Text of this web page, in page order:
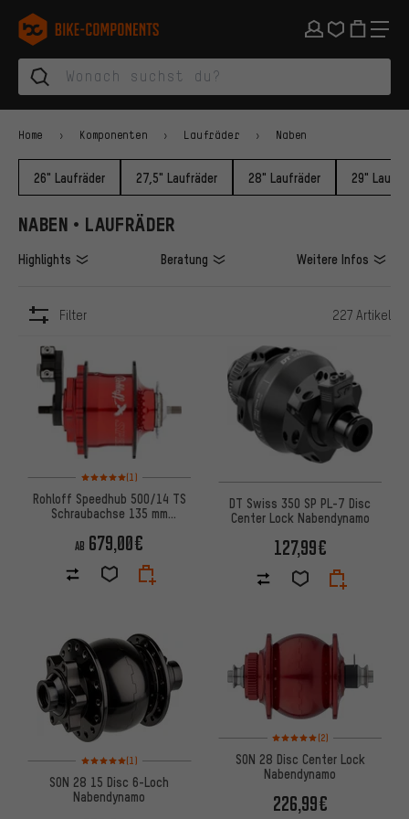
Zur Hauptnavigation springen
Zur Kategorienavigation springen
Zum Inhalt springen
Zu Marken und Newsletter springen
Zur Fußzeile springen
bike-components.de Startseite
Home Komponenten Laufräder Naben
26" Laufräder 27,5" Laufräder 28" Laufräder 29"
NABEN • LAUFRÄDER
Highlights Beratung Weitere Infos
Filter 227 Artikel
ARTIKEL
Bewertungen: 5 von 5 basierend auf 1 Bewertungen
(1)
Rohloff Speedhub 500/14 TS
Schraubachse 135 mm
AB 679,00€
DT Swiss 350 SP PL-7 Disc
Center Lock Nabendynamo
127,99€
Bewertungen: 5 von 5 basierend auf 1 Bewertungen
(1)
SON 28 15 Disc 6-Loch
Nabendynamo
Bewertungen: 5 von 5
(2)
SON 28 Disc Center Lock
Nabendynamo
226,99€